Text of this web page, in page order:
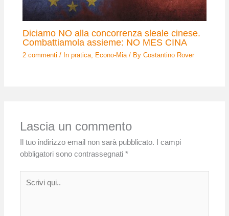
Diciamo NO alla concorrenza sleale cinese.
Combattiamola assieme: NO MES CINA
2 commenti / In pratica, Econo-Mia/ ByCostantino Rover
Lascia un commento
Il tuo indirizzo email non sarà pubblicato. I campi
obbligatori sono contrassegnati*
qui..